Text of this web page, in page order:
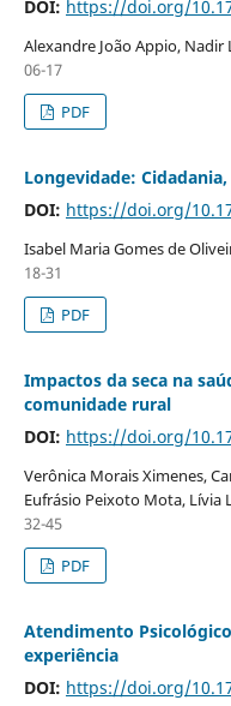
DOI: https://doi.org/
Alexandre João Appio, Nadir
06-17
PDF
Longevidade:
DOI: https://doi.org/
Isabel Maria Gomes de
18-31
PDF
Impactos da seca na
comunidade rural
DOI: https://doi.org/
Verônica Morais Ximenes,
Eufrásio Peixoto Mota, Lívia
32-45
PDF
Atendimento
experiência
DOI: https://doi.org/